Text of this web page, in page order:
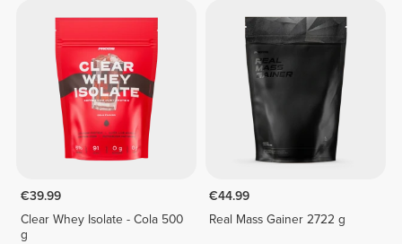
€39.99
Clear Whey Isolate - Cola 500
g
€44.99
Real Mass Gainer 2722 g